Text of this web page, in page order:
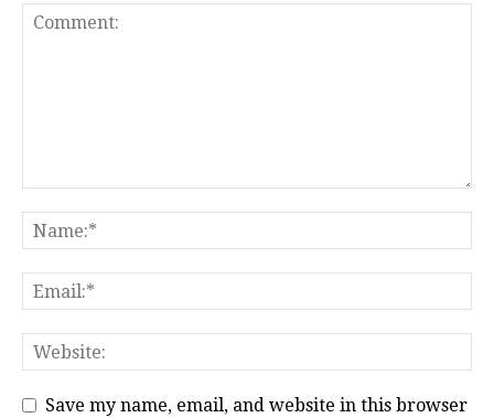
Save my name, email, and website in this browser